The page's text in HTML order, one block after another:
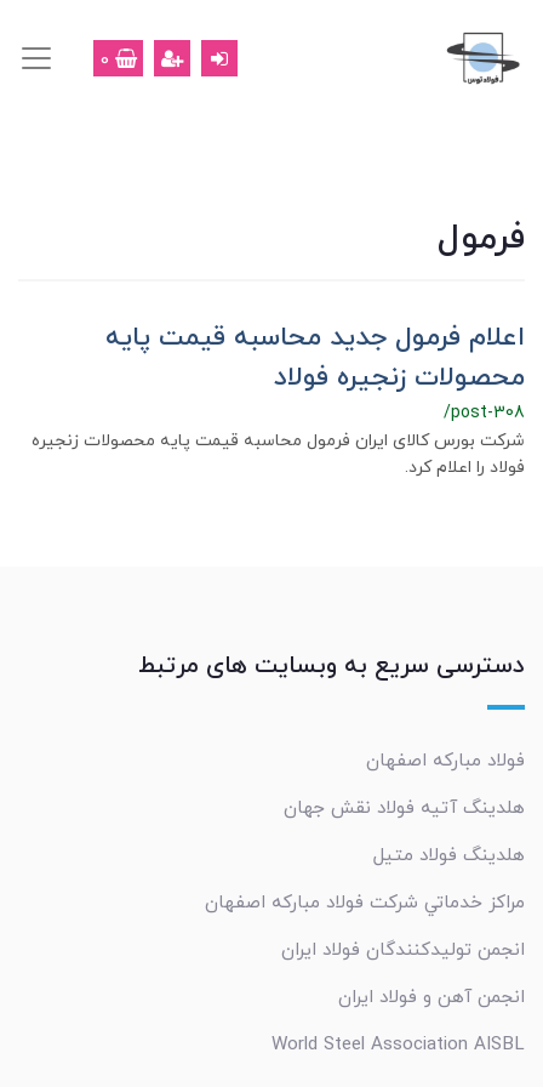
0
فرمول
اعلام فرمول جدید محاسبه قیمت پایه
محصولات زنجیره فولاد
/post-308
شرکت بورس کالای ایران فرمول محاسبه قیمت پایه محصولات زنجیره
فولاد را اعلام کرد.
دسترسی سریع به وبسایت های مرتبط
فولاد مبارکه اصفهان
هلدینگ آتیه فولاد نقش جهان
هلدینگ فولاد متیل
مراکز خدماتي شرکت فولاد مبارکه اصفهان
انجمن تولیدکنندگان فولاد ایران
انجمن آهن و فولاد ایران
World Steel Association AISBL